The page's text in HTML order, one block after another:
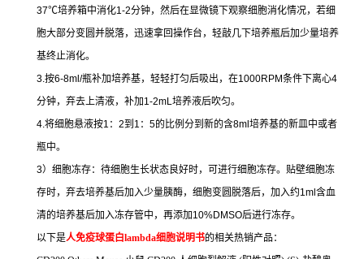
37℃培养箱中消化1-2分钟，然后在显微镜下观察细胞消化情况，若细
胞大部分变圆并脱落，迅速拿回操作台，轻敲几下培养瓶后加少量培养
基终止消化。
3. 按6-8ml/瓶补加培养基，轻轻打匀后吸出，在1000RPM条件下离心4
分钟，弃去上清液，补加1-2mL 培养液后吹匀。
4. 将细胞悬液按1 ： 2到 1 ： 5的比例分到新的含8ml培养基的新皿中或者
瓶中。
3）细胞冻存：待细胞生长状态良好时，可进行细胞冻存。贴壁细胞冻
存时，弃去培养基后加入少量胰酶，细胞变圆脱落后，加入约1ml含血
清的培养基后加入冻存管中，再添加10%DMSO后进行冻存。
以下是人免疫球蛋白lambda细胞说明书的相关热销产品：